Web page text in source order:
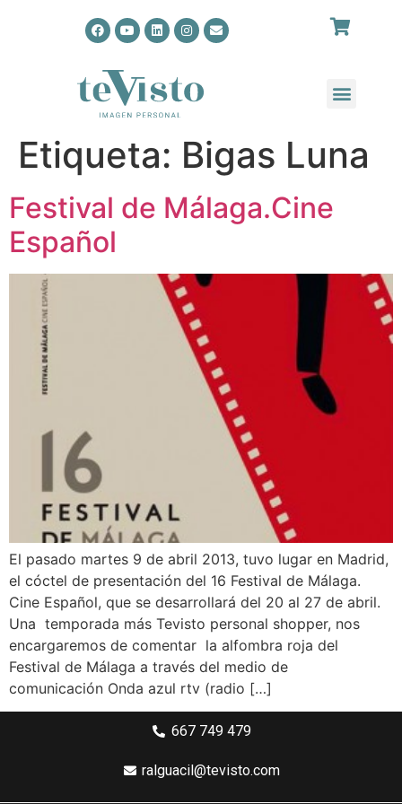
Etiqueta: Bigas Luna
Festival de Málaga.Cine
Español
El pasado martes 9 de abril 2013, tuvo lugar en Madrid,
el cóctel de presentación del 16 Festival de Málaga.
Cine Español, que se desarrollará del 20 al 27 de abril.
Una temporada más Tevisto personal shopper, nos
encargaremos de comentar la alfombra roja del
Festival de Málaga a través del medio de
comunicación Onda azul rtv (radio […]
667 749 479
ralguacil@tevisto.com